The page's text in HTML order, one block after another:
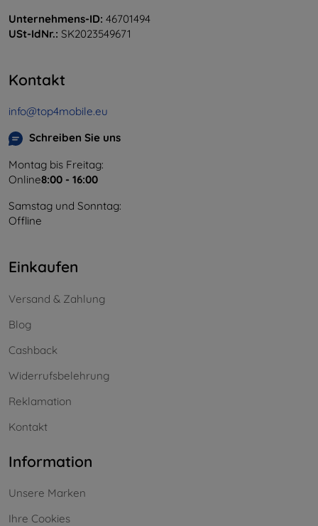
Unternehmens-ID: 46701494
USt-IdNr.: SK2023549671
Kontakt
info@top4mobile.eu
Schreiben Sie uns
Montag bis Freitag:
Online8:00 - 16:00
Samstag und Sonntag:
Offline
Einkaufen
Versand & Zahlung
Blog
Cashback
Widerrufsbelehrung
Reklamation
Kontakt
Information
Unsere Marken
Ihre Cookies